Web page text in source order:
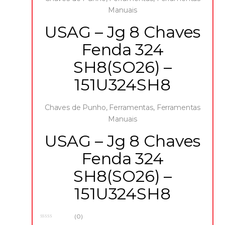
Manuais
USAG – Jg 8 Chaves
Fenda 324
SH8(SO26) –
151U324SH8
Chaves de Punho, Ferramentas, Ferramentas
Manuais
USAG – Jg 8 Chaves
Fenda 324
SH8(SO26) –
151U324SH8
(0)